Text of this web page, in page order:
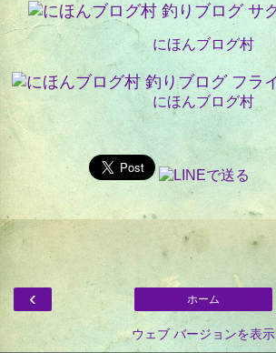
にほんブログ村
にほんブログ村
‹ ホーム
ウェブ バージョンを表示